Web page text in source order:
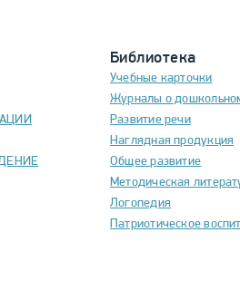
Библиотека
Учебные карточки
Журналы о
Развитие речи
Наглядная продукция
Общее развитие
Методическая
Логопедия
Патриотическое